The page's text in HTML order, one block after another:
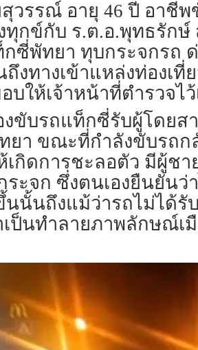
สุวรรณ์ อายุ 46 ปี อา
ทุกข์กับ ร.ต.อ.พุทธรัก
ซี่พัทยา ทุบกระจกรถ
งทางเข้าแหล่งท่องเ
ให้เจ้าหน้าที่ตำรวจไ
งขับรถแท็กซี่รับผู้โดย
ยา ขณะที่กำลังขับรถ
เกิดการชะลอตัว มีผู้ช
ะจก ซึ่งตนเองยืนยัน
นั้นถึงแม้ว่ารถไม่ได้รั
ป็นทำลายภาพลักษณ์เ